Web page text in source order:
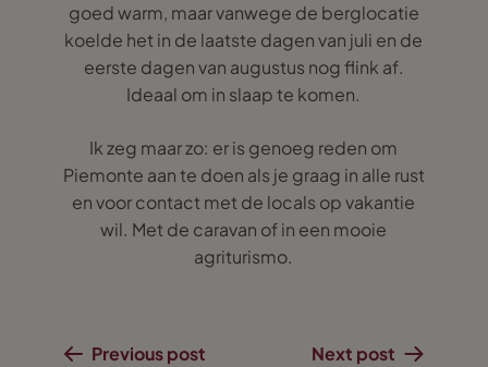
goed warm, maar vanwege de berglocatie
koelde het in de laatste dagen van juli en de
eerste dagen van augustus nog flink af.
Ideaal om in slaap te komen.
Ik zeg maar zo: er is genoeg reden om
Piemonte aan te doen als je graag in alle rust
en voor contact met de locals op vakantie
wil. Met de caravan of in een mooie
agriturismo.
Previous post Next post